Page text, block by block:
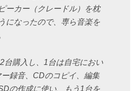
ーカー（クレードル）を枕
になったので、専ら音楽を
台購入し、1台は自宅におい
ー録音、CDのコピイ、編集
の作成に使い、もう1台を